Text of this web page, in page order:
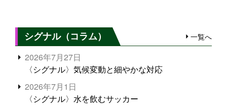
シグナル（コラム） 一覧へ
2026年7月27日
〈シグナル〉気候変動と細やかな対応
2026年7月1日
〈シグナル〉水を飲むサッカー